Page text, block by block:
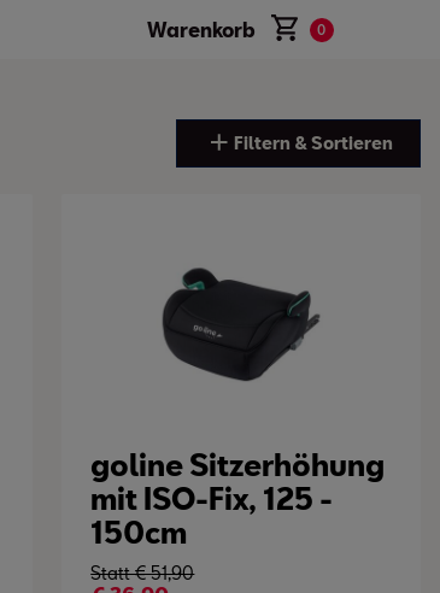
Warenkorb 0
Filtern & Sortieren
goline Sitzerhöhung
mit ISO-Fix, 125 -
150cm
Statt €51,90